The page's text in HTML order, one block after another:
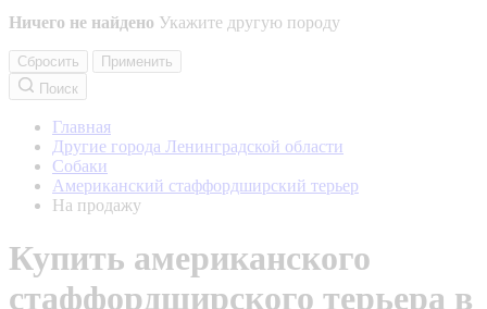
Ничего не найдено Укажите другую породу
Сбросить
Применить
Поиск
Главная
Другие города Ленинградской области
Собаки
Американский стаффордширский терьер
На продажу
Купить американского
стаффордширского терьера в